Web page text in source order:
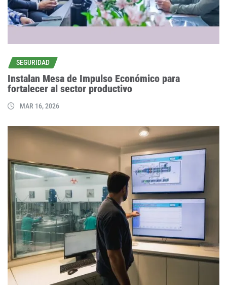
SEGURIDAD
Instalan Mesa de Impulso Económico para
fortalecer al sector productivo
MAR 16, 2026